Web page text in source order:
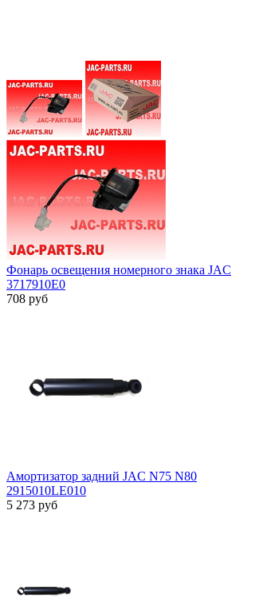
Фонарь освещения номерного знака JAC
3717910E0
708 руб
Амортизатор задний JAC N75 N80
2915010LE010
5 273 руб